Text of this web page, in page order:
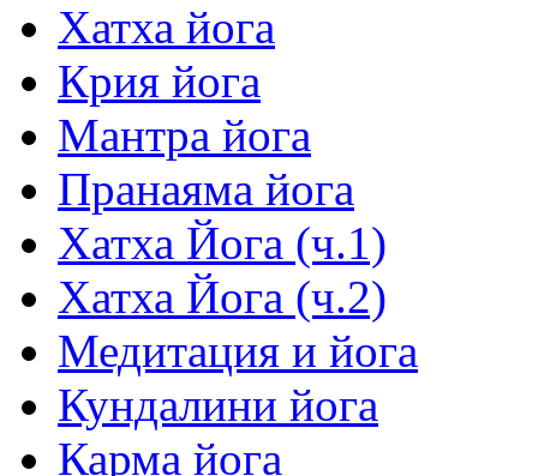
Хатха йога
Крия йога
Мантра йога
Пранаяма йога
Хатха Йога (ч.1)
Хатха Йога (ч.2)
Медитация и йога
Кундалини йога
Карма йога